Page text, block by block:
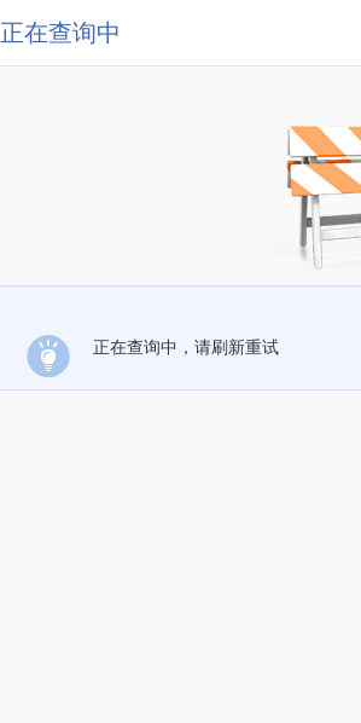
正在查询中
正在查询中，请刷新重试